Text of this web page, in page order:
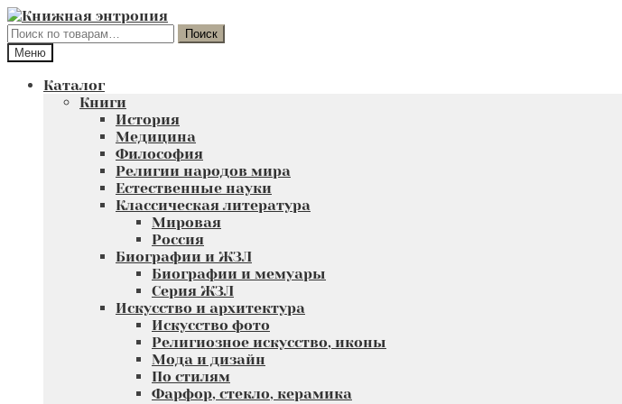
Перейти
к
навигации
Перейти
к
содержимому
Искать:
Поиск
Меню
Каталог
Книги
История
Медицина
Философия
Религии народов мира
Естественные науки
Классическая литература
Мировая
Россия
Биографии и ЖЗЛ
Биографии и мемуары
Серия ЖЗЛ
Искусство и архитектура
Искусство фото
Религиозное искусство, иконы
Мода и дизайн
По стилям
Фарфор, стекло, керамика